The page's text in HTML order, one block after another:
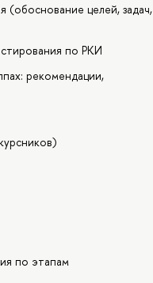
(обоснование целей, задач,
по РКИ
рекомендации,
по этапам